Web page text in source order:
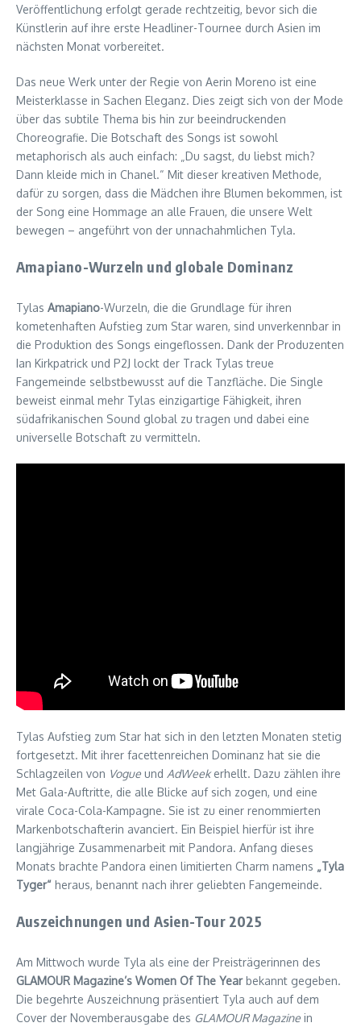
Veröffentlichung erfolgt gerade rechtzeitig, bevor sich die
Künstlerin auf ihre erste Headliner-Tournee durch Asien im
nächsten Monat vorbereitet.
Das neue Werk unter der Regie von Aerin Moreno ist eine
Meisterklasse in Sachen Eleganz. Dies zeigt sich von der Mode
über das subtile Thema bis hin zur beeindruckenden
Choreografie. Die Botschaft des Songs ist sowohl
metaphorisch als auch einfach: „Du sagst, du liebst mich?
Dann kleide mich in Chanel.“ Mit dieser kreativen Methode,
dafür zu sorgen, dass die Mädchen ihre Blumen bekommen, ist
der Song eine Hommage an alle Frauen, die unsere Welt
bewegen – angeführt von der unnachahmlichen Tyla.
Amapiano-Wurzeln und globale Dominanz
Tylas Amapiano-Wurzeln, die die Grundlage für ihren
kometenhaften Aufstieg zum Star waren, sind unverkennbar in
die Produktion des Songs eingeflossen. Dank der Produzenten
Ian Kirkpatrick und P2J lockt der Track Tylas treue
Fangemeinde selbstbewusst auf die Tanzfläche. Die Single
beweist einmal mehr Tylas einzigartige Fähigkeit, ihren
südafrikanischen Sound global zu tragen und dabei eine
universelle Botschaft zu vermitteln.
Tylas Aufstieg zum Star hat sich in den letzten Monaten stetig
fortgesetzt. Mit ihrer facettenreichen Dominanz hat sie die
Schlagzeilen von Vogue und AdWeekerhellt. Dazu zählen ihre
Met Gala-Auftritte, die alle Blicke auf sich zogen, und eine
virale Coca-Cola-Kampagne. Sie ist zu einer renommierten
Markenbotschafterin avanciert. Ein Beispiel hierfür ist ihre
langjährige Zusammenarbeit mit Pandora. Anfang dieses
Monats brachte Pandora einen limitierten Charm namens „Tyla
Tyger“ heraus, benannt nach ihrer geliebten Fangemeinde.
Auszeichnungen und Asien-Tour 2025
Am Mittwoch wurde Tyla als eine der Preisträgerinnen des
GLAMOUR Magazine’s Women Of The Yearbekannt gegeben.
Die begehrte Auszeichnung präsentiert Tyla auch auf dem
Cover der Novemberausgabe des GLAMOUR Magazine in